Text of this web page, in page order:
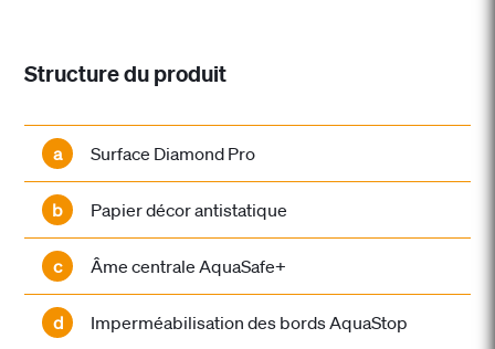
Structure du produit
a Surface Diamond Pro
b Papier décor antistatique
c Âme centrale AquaSafe+
d Imperméabilisation des bords AquaStop